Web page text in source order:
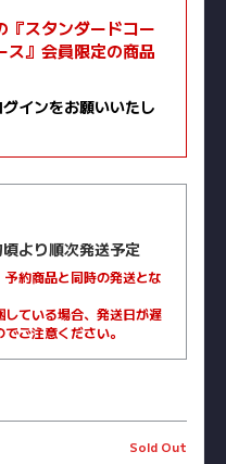
『スタンダードコー
ス』会員限定の商品
インをお願いいたし
より順次発送予定
約商品と同時の発送とな
ている場合、発送日が遅
ご注意ください。
Sold Out